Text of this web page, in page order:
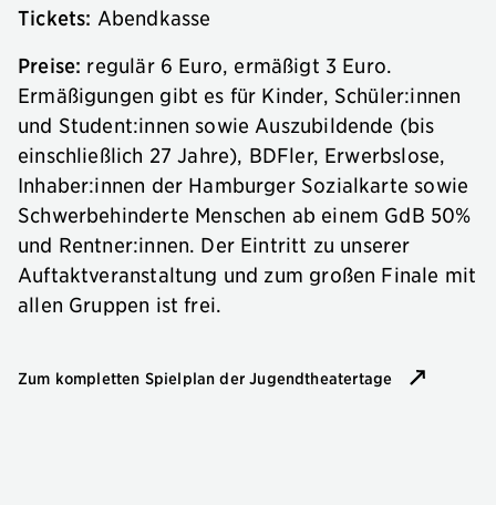
Tickets: Abendkasse
Preise: regulär 6 Euro, ermäßigt 3 Euro.
Ermäßigungen gibt es für Kinder, Schüler:innen
und Student:innen sowie Auszubildende (bis
einschließlich 27 Jahre), BDFler, Erwerbslose,
Inhaber:innen der Hamburger Sozialkarte sowie
Schwerbehinderte Menschen ab einem GdB 50%
und Rentner:innen. Der Eintritt zu unserer
Auftaktveranstaltung und zum großen Finale mit
allen Gruppen ist frei.
Zum kompletten Spielplan der Jugendtheatertage